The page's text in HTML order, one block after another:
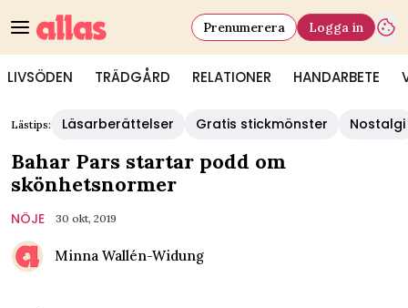
LIVSÖDEN TRÄDGÅRD RELATIONER HANDARBETE
Prenumerera Logga in
Lästips: Läsarberättelser Gratis stickmönster Nostalgi
Bahar Pars startar podd om
skönhetsnormer
NÖJE 30 okt, 2019
Minna Wallén-Widung